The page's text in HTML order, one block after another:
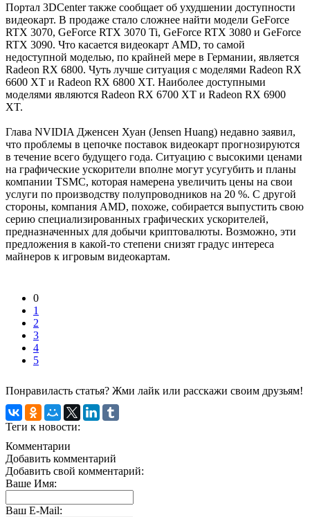
Портал 3DCenter также сообщает об ухудшении доступности
видеокарт. В продаже стало сложнее найти модели GeForce
RTX 3070, GeForce RTX 3070 Ti, GeForce RTX 3080 и GeForce
RTX 3090. Что касается видеокарт AMD, то самой
недоступной моделью, по крайней мере в Германии, является
Radeon RX 6800. Чуть лучше ситуация с моделями Radeon RX
6600 XT и Radeon RX 6800 XT. Наиболее доступными
моделями являются Radeon RX 6700 XT и Radeon RX 6900
XT.
Глава NVIDIA Дженсен Хуан (Jensen Huang) недавно заявил,
что проблемы в цепочке поставок видеокарт прогнозируются
в течение всего будущего года. Ситуацию с высокими ценами
на графические ускорители вполне могут усугубить и планы
компании TSMC, которая намерена увеличить цены на свои
услуги по производству полупроводников на 20 %. С другой
стороны, компания AMD, похоже, собирается выпустить свою
серию специализированных графических ускорителей,
предназначенных для добычи криптовалюты. Возможно, эти
предложения в какой-то степени снизят градус интереса
майнеров к игровым видеокартам.
0
1
2
3
4
5
Понравиласть статья? Жми лайк или расскажи своим друзьям!
Теги к новости:
Комментарии
Добавить комментарий
Добавить свой комментарий:
Ваше Имя:
Ваш E-Mail: